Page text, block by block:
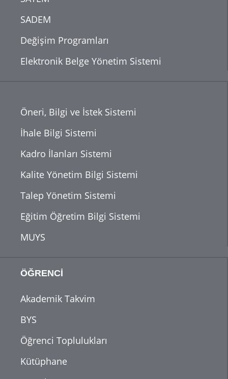
SADEM
Değişim Programları
Elektronik Belge Yönetim Sistemi
Öneri, Bilgi ve İstek Sistemi
İhale Bilgi Sistemi
Kadro İlanları Sistemi
Kalite Yönetim Bilgi Sistemi
Talep Yönetim Sistemi
Eğitim Öğretim Bilgi Sistemi
MUYS
ÖĞRENCİ
Akademik Takvim
BYS
Öğrenci Toplulukları
Kütüphane